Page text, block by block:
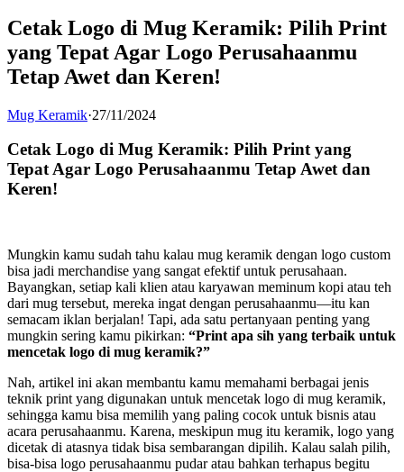
Cetak Logo di Mug Keramik: Pilih Print
yang Tepat Agar Logo Perusahaanmu
Tetap Awet dan Keren!
Mug Keramik·27/11/2024
Cetak Logo di Mug Keramik: Pilih Print yang
Tepat Agar Logo Perusahaanmu Tetap Awet dan
Keren!
Mungkin kamu sudah tahu kalau mug keramik dengan logo custom
bisa jadi merchandise yang sangat efektif untuk perusahaan.
Bayangkan, setiap kali klien atau karyawan meminum kopi atau teh
dari mug tersebut, mereka ingat dengan perusahaanmu—itu kan
semacam iklan berjalan! Tapi, ada satu pertanyaan penting yang
mungkin sering kamu pikirkan: “Print apa sih yang terbaik untuk
mencetak logo di mug keramik?”
Nah, artikel ini akan membantu kamu memahami berbagai jenis
teknik print yang digunakan untuk mencetak logo di mug keramik,
sehingga kamu bisa memilih yang paling cocok untuk bisnis atau
acara perusahaanmu. Karena, meskipun mug itu keramik, logo yang
dicetak di atasnya tidak bisa sembarangan dipilih. Kalau salah pilih,
bisa-bisa logo perusahaanmu pudar atau bahkan terhapus begitu